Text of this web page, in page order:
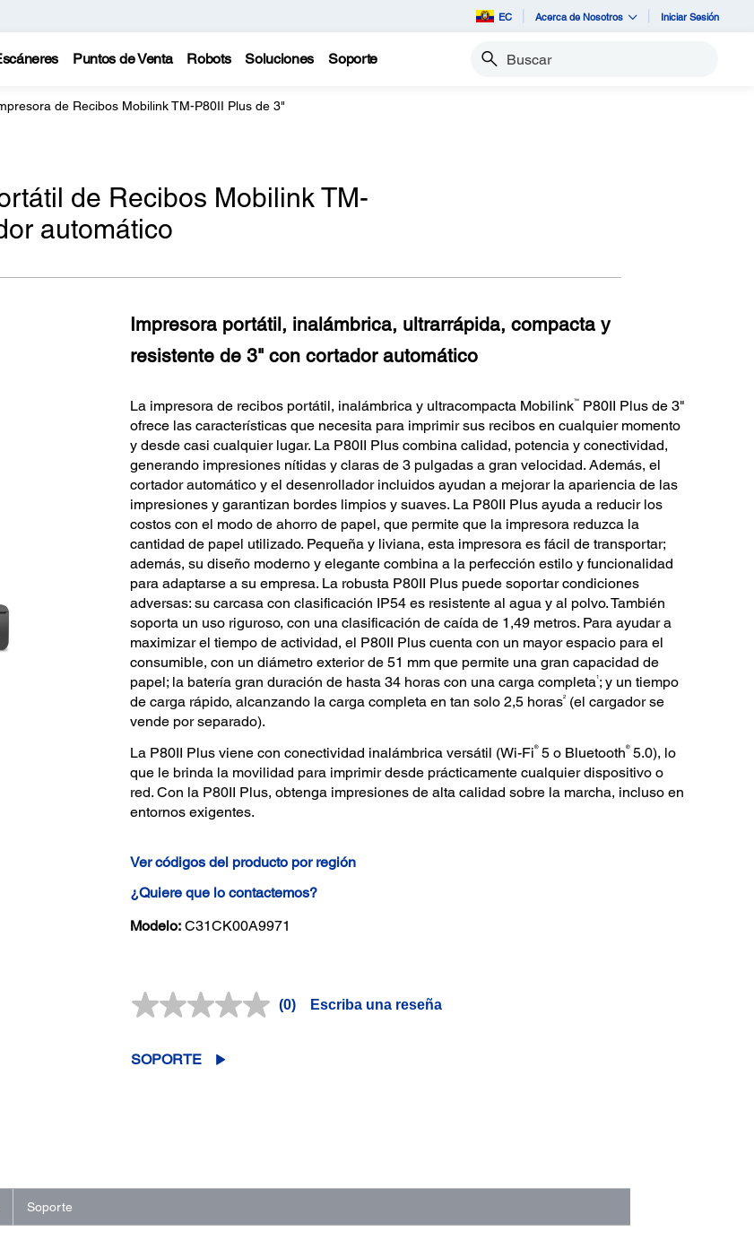
EC Acerca de Nosotros Iniciar Sesión
Puntos de Venta Robots Soluciones Soporte Buscar
de Recibos Mobilink TM-P80II Plus de 3"
de Recibos Mobilink TM-
automático
Impresora portátil, inalámbrica, ultrarrápida, compacta y
resistente de 3" con cortador automático
La impresora de recibos portátil, inalámbrica y ultracompacta Mobilink™P80II Plus de 3"
ofrece las características que necesita para imprimir sus recibos en cualquier momento
y desde casi cualquier lugar. La P80II Plus combina calidad, potencia y conectividad,
generando impresiones nítidas y claras de 3 pulgadas a gran velocidad. Además, el
cortador automático y el desenrollador incluidos ayudan a mejorar la apariencia de las
impresiones y garantizan bordes limpios y suaves. La P80II Plus ayuda a reducir los
costos con el modo de ahorro de papel, que permite que la impresora reduzca la
cantidad de papel utilizado. Pequeña y liviana, esta impresora es fácil de transportar;
además, su diseño moderno y elegante combina a la perfección estilo y funcionalidad
para adaptarse a su empresa. La robusta P80II Plus puede soportar condiciones
adversas: su carcasa con clasificación IP54 es resistente al agua y al polvo. También
soporta un uso riguroso, con una clasificación de caída de 1,49 metros. Para ayudar a
maximizar el tiempo de actividad, el P80II Plus cuenta con un mayor espacio para el
consumible, con un diámetro exterior de 51 mm que permite una gran capacidad de
papel; la batería gran duración de hasta 34 horas con una carga completa1; y un tiempo
de carga rápido, alcanzando la carga completa en tan solo 2,5 horas2(el cargador se
vende por separado).
La P80II Plus viene con conectividad inalámbrica versátil (Wi-Fi®5 o Bluetooth®5.0), lo
que le brinda la movilidad para imprimir desde prácticamente cualquier dispositivo o
red. Con la P80II Plus, obtenga impresiones de alta calidad sobre la marcha, incluso en
entornos exigentes.
Ver códigos del producto por región
¿Quiere que lo contactemos?
Modelo: C31CK00A9971
Sin
(0) Escriba una reseña
SOPORTE
Soporte